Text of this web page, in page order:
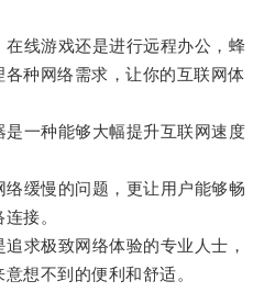
线游戏还是进行远程办公，蜂
种网络需求，让你的互联网体
一种能够大幅提升互联网速度
缓慢的问题，更让用户能够畅
接。
极致网络体验的专业人士，
想不到的便利和舒适。